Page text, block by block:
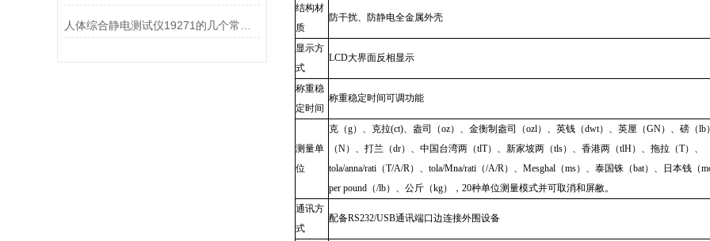
结构材
质
防干扰、防静电全金属外壳
显示方
式
LCD大界面反相显示
称重稳
定时间
称重稳定时间可调功能
测量单
位
克（g）、克拉(ct)、盎司（oz）、金衡制盎司（ozl）、英钱（dwt）、英厘（GN）、磅（lb
（N）、打兰（dr）、中国台湾两（tlT）、新家坡两（tls）、香港两（tlH）、拖拉（T）、
tola/anna/rati（T/A/R）、tola/Mna/rati（/A/R）、Mesghal（ms）、泰国铢（bat）、日本钱（
per pound（/lb）、公斤（kg），20种单位测量模式并可取消和屏敝。
通讯方
式
配备RS232/USB通讯端口边连接外围设备